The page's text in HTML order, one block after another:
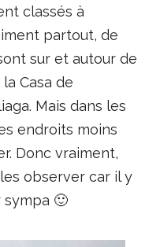
classés à
partout, de
sur et autour de
Casa de
Mais dans les
endroits moins
Donc vraiment,
observer car il y
sympa 🙂